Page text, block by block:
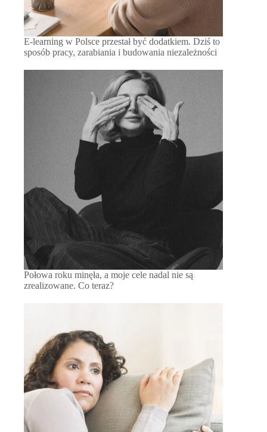
E-learning w Polsce przestał być dodatkiem. Dziś to
sposób pracy, zarabiania i budowania niezależności
Połowa roku minęła, a moje cele nadal nie są
zrealizowane. Co teraz?